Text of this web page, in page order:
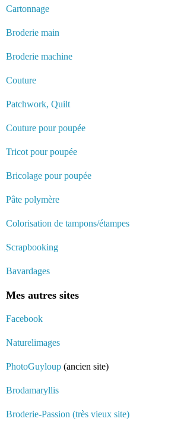
Cartonnage
Broderie main
Broderie machine
Couture
Patchwork, Quilt
Couture pour poupée
Tricot pour poupée
Bricolage pour poupée
Pâte polymère
Colorisation de tampons/étampes
Scrapbooking
Bavardages
Mes autres sites
Facebook
Naturelimages
PhotoGuyloup (ancien site)
Brodamaryllis
Broderie-Passion (très vieux site)